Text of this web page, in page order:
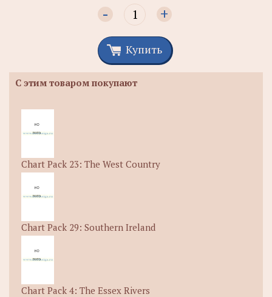
- +
Купить
С этим товаром покупают
Chart Pack 23: The West Country
Chart Pack 29: Southern Ireland
Chart Pack 4: The Essex Rivers